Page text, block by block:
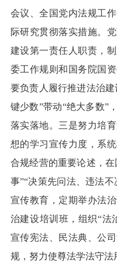
会议、全国党内法规工
际研究贯彻落实措施。
建设第一责任人职责，
委工作规则和国务院国
要负责人履行推进法治
键少数”带动“绝大多数”
落实落地。三是努力培
想的学习宣传力度，系
合规经营的重要论述，
事”“决策先问法、违法
宣传教育，定期举办法
治建设培训班，组织“法
宣传宪法、民法典、公
规，努力使尊法学法守法